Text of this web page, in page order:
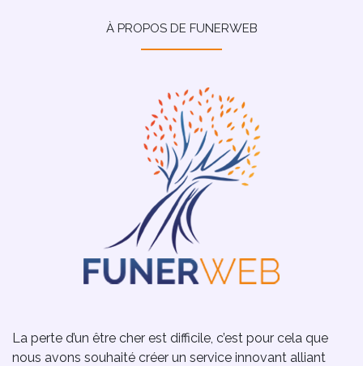
À PROPOS DE FUNERWEB
La perte d’un être cher est difficile, c’est pour cela que
nous avons souhaité créer un service innovant alliant